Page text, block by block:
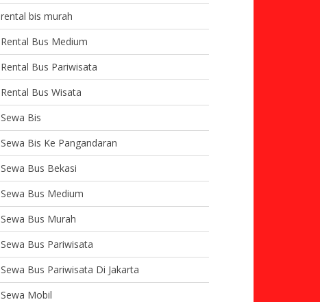
rental bis murah
Rental Bus Medium
Rental Bus Pariwisata
Rental Bus Wisata
Sewa Bis
Sewa Bis Ke Pangandaran
Sewa Bus Bekasi
Sewa Bus Medium
Sewa Bus Murah
Sewa Bus Pariwisata
Sewa Bus Pariwisata Di Jakarta
Sewa Mobil